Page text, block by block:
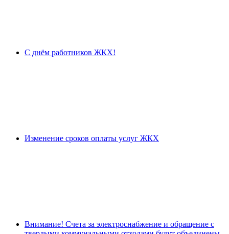
С днём работников ЖКХ!
Изменение сроков оплаты услуг ЖКХ
Внимание! Счета за электроснабжение и обращение с